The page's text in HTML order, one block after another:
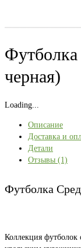
черная)
Loading...
Описание
Доставка и
Детали
Отзывы (1)
Футболка
Коллекция футболок